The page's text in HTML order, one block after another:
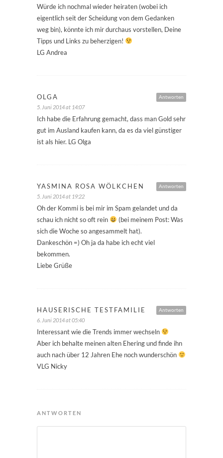
Würde ich nochmal wieder heiraten (wobei ich
eigentlich seit der Scheidung von dem Gedanken
weg bin), könnte ich mir durchaus vorstellen, Deine
Tipps und Links zu beherzigen!
LG Andrea
Antworten
OLGA
5. Juni 2014 at 14:07
Ich habe die Erfahrung gemacht, dass man Gold sehr
gut im Ausland kaufen kann, da es da viel günstiger
ist als hier. LG Olga
Antworten
YASMINA ROSA WÖLKCHEN
5. Juni 2014 at 19:22
Oh der Kommi is bei mir im Spam gelandet und da
schau ich nicht so oft rein
(bei meinem Post: Was
sich die Woche so angesammelt hat).
Dankeschön =) Oh ja da habe ich echt viel
bekommen.
Liebe Grüße
Antworten
HAUSERISCHE TESTFAMILIE
6. Juni 2014 at 05:40
Interessant wie die Trends immer wechseln
Aber ich behalte meinen alten Ehering und finde ihn
auch nach über 12 Jahren Ehe noch wunderschön
VLG Nicky
ANTWORTEN